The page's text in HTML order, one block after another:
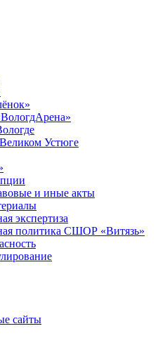
Устюге
и иные акты
экспертиза
политика СШОР «Витязь»
сайты